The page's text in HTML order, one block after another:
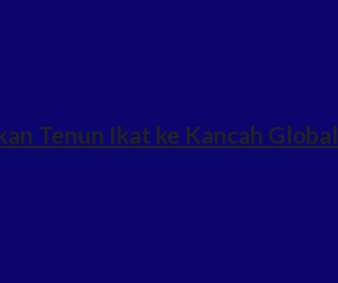
Tenun Ikat ke Kancah Global